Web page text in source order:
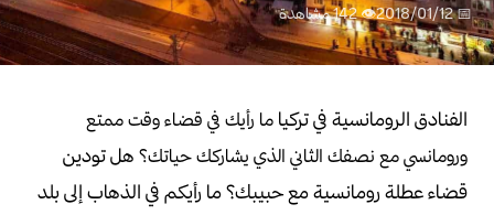
📅 2018/01/12 👁 142 مشاهدة
الفنادق الرومانسية في تركيا ما رأيك في قضاء وقت ممتع
ورومانسي مع نصفك الثاني الذي يشاركك حياتك؟ هل تودين
قضاء عطلة رومانسية مع حبيبك؟ما رأيكم في الذهاب إلى بلد